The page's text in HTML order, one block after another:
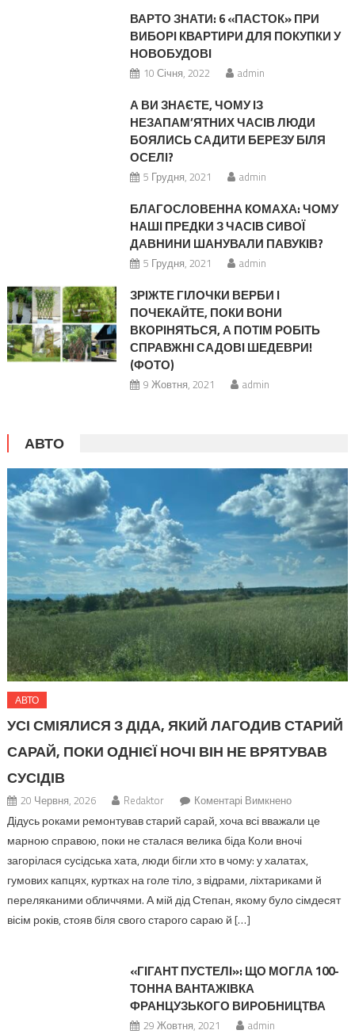
ВАРТО ЗНАТИ: 6 «ПАСТОК» ПРИ
ВИБОРІ КВАРТИРИ ДЛЯ ПОКУПКИ У
НОВОБУДОВІ
10 Січня, 2022 admin
А ВИ ЗНАЄТЕ, ЧОМУ ІЗ
НЕЗАПАМ’ЯТНИХ ЧАСІВ ЛЮДИ
БОЯЛИСЬ САДИТИ БЕРЕЗУ БІЛЯ
ОСЕЛІ?
5 Грудня, 2021 admin
БЛАГОСЛОВЕННА КОМАХА: ЧОМУ
НАШІ ПРЕДКИ З ЧАСІВ СИВОЇ
ДАВНИНИ ШАНУВАЛИ ПАВУКІВ?
5 Грудня, 2021 admin
ЗРІЖТЕ ГІЛОЧКИ ВЕРБИ І
ПОЧЕКАЙТЕ, ПОКИ ВОНИ
ВКОРІНЯТЬСЯ, А ПОТІМ РОБІТЬ
СПРАВЖНІ САДОВІ ШЕДЕВРИ!
(ФОТО)
9 Жовтня, 2021 admin
АВТО
АВТО
УСІ СМІЯЛИСЯ З ДІДА, ЯКИЙ ЛАГОДИВ СТАРИЙ
САРАЙ, ПОКИ ОДНІЄЇ НОЧІ ВІН НЕ ВРЯТУВАВ
СУСІДІВ
20 Червня, 2026 Redaktor Коментарі Вимкненодо
Усі
сміялися
лагодив
поки
ночі
він
Дідусь роками ремонтував старий сарай, хоча всі вважали це
марною справою, поки не сталася велика біда Коли вночі
загорілася сусідська хата, люди бігли хто в чому: у халатах,
гумових капцях, куртках на голе тіло, з відрами, ліхтариками й
переляканими обличчями. А мій дід Степан, якому було сімдесят
вісім років, стояв біля свого старого сараю й […]
«ГІГАНТ ПУСТЕЛІ»: ЩО МОГЛА 100-
ТОННА ВАНТАЖІВКА
ФРАНЦУЗЬКОГО ВИРОБНИЦТВА
29 Жовтня, 2021 admin